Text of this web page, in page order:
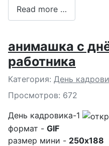
Read more …
анимашка с
работника
Подробности
Категория: День
Просмотров: 672
День кадровика-1
формат - GIF
размер мини - 250x188